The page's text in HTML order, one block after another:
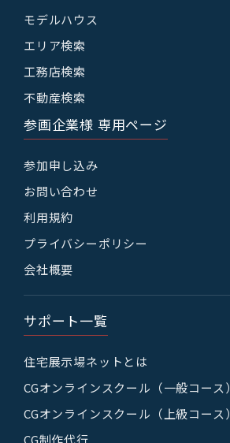
モデルハウス
エリア検索
工務店検索
不動産検索
参画企業様 専用ページ
参加申し込み
お問い合わせ
利用規約
プライバシーポリシー
会社概要
サポート一覧
住宅展示場ネットとは
CGオンラインスクール（一般コース）
CGオンラインスクール（上級コース）
CG制作代行